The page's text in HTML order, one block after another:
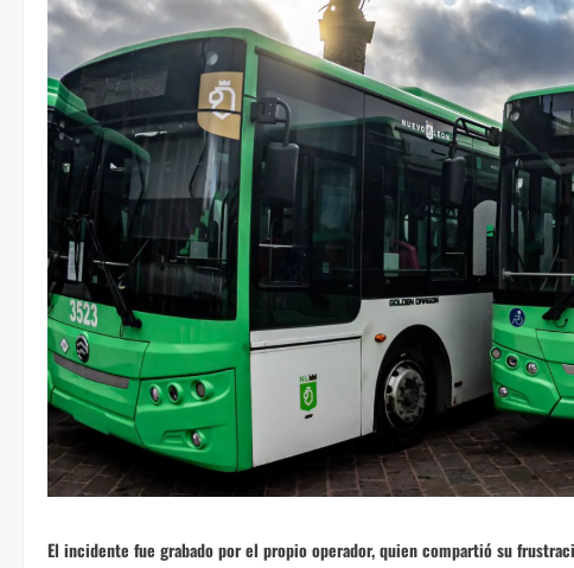
El incidente fue grabado por el propio operador, quien compartió su